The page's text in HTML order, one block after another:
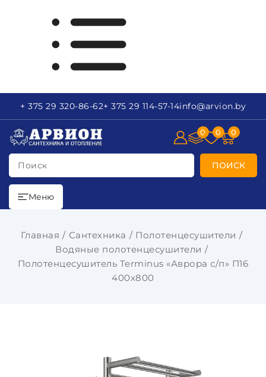
+ 375 29 320-86-62+ 375 29 114-57-14info@arvion.by
Поиск ПОИСК
0 0 0
Меню
Главная Сантехника
Полотенцесушители
Водяные полотенцесушители
Полотенцесушитель Terminus «Аврора с/п» П16
400х800